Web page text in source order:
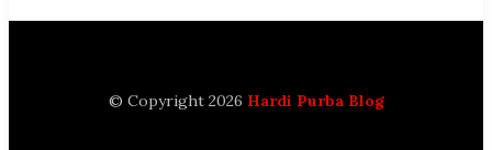
© Copyright 2026 Hardi Purba Blog